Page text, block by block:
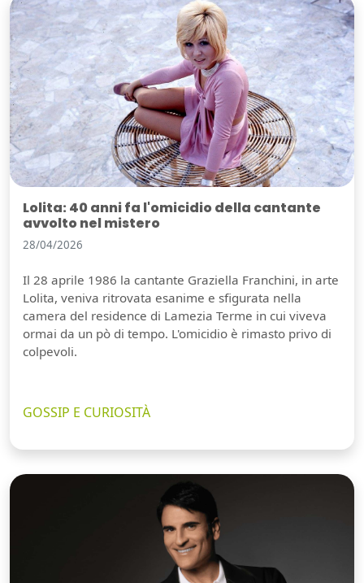
Lolita: 40 anni fa l'omicidio della cantante
avvolto nel mistero
28/04/2026
Il 28 aprile 1986 la cantante Graziella Franchini, in arte
Lolita, veniva ritrovata esanime e sfigurata nella
camera del residence di Lamezia Terme in cui viveva
ormai da un pò di tempo. L'omicidio è rimasto privo di
colpevoli.
GOSSIP E CURIOSITÀ